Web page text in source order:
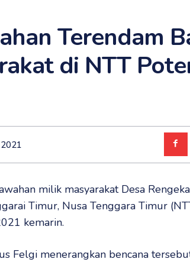
Terendam
di NTT
milik masyarakat Desa
Timur, Nusa Tenggara Timur
kemarin.
Felgi menerangkan bencana